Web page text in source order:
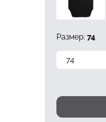
Размер:74